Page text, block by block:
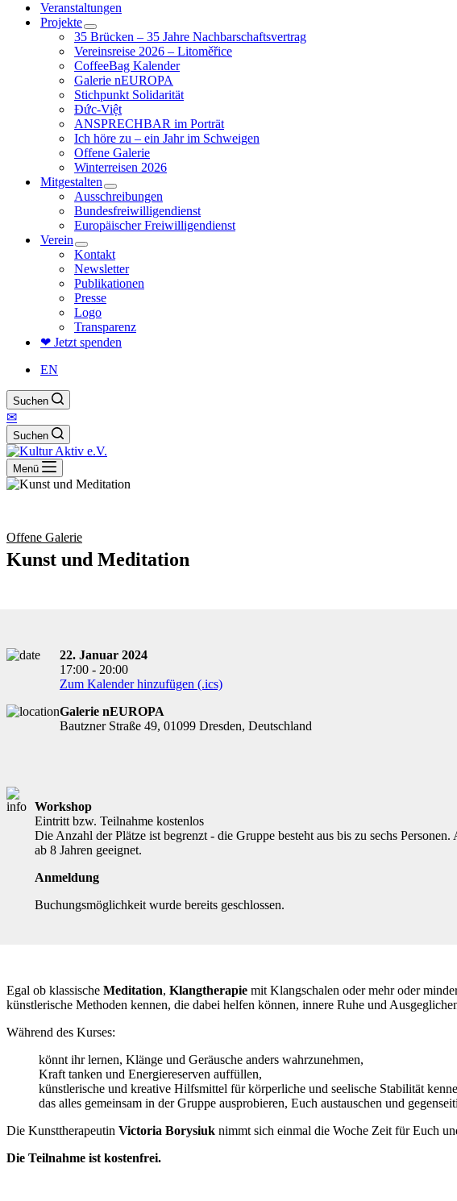
Veranstaltungen
Projekte
35 Brücken – 35 Jahre Nachbarschaftsvertrag
Vereinsreise 2026 – Litoměřice
CoffeeBag Kalender
Galerie nEUROPA
Stichpunkt Solidarität
Đức-Việt
ANSPRECHBAR im Porträt
Ich höre zu – ein Jahr im Schweigen
Offene Galerie
Winterreisen 2026
Mitgestalten
Ausschreibungen
Bundesfreiwilligendienst
Europäischer Freiwilligendienst
Verein
Kontakt
Newsletter
Publikationen
Presse
Logo
Transparenz
❤ Jetzt spenden
EN
Suchen
✉
Suchen
Menü
Offene Galerie
Kunst und Meditation
22. Januar 2024
17:00 - 20:00
Zum Kalender hinzufügen (.ics)
Galerie nEUROPA
Bautzner Straße 49, 01099 Dresden, Deutschland
Workshop
Eintritt bzw. Teilnahme kostenlos
Die Anzahl der Plätze ist begrenzt - die Gruppe besteht aus bis zu sechs
ab 8 Jahren geeignet.
Anmeldung
Buchungsmöglichkeit wurde bereits geschlossen.
Egal ob klassische Meditation, Klangtherapie mit Klangschalen oder mehr oder
künstlerische Methoden kennen, die dabei helfen können, innere Ruhe und
Während des Kurses:
könnt ihr lernen, Klänge und Geräusche anders wahrzunehmen,
Kraft tanken und Energiereserven auffüllen,
künstlerische und kreative Hilfsmittel für körperliche und seelische Stabilität
das alles gemeinsam in der Gruppe ausprobieren, Euch austauschen und
Die Kunsttherapeutin Victoria Borysiuk nimmt sich einmal die Woche Zeit für Euch
Die Teilnahme ist kostenfrei.